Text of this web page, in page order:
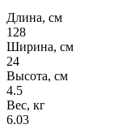
Длина, см
128
Ширина, см
24
Высота, см
4.5
Вес, кг
6.03